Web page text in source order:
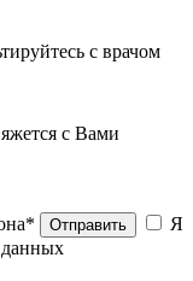
с врачом
с Вами
Отправить
Я
данных